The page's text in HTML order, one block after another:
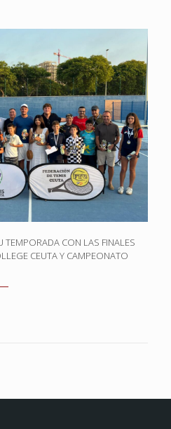
TEMPORADA CON LAS FINALES
CEUTA Y CAMPEONATO